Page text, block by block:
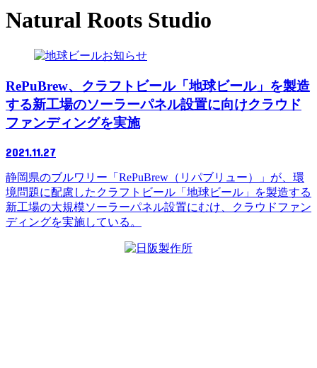
Natural Roots Studio
お知らせ
RePuBrew、クラフトビール「地球ビール」を製造
する新工場のソーラーパネル設置に向けクラウド
ファンディングを実施
2021.11.27
静岡県のブルワリー「RePuBrew（リパブリュー）」が、環
境問題に配慮したクラフトビール「地球ビール」を製造する
新工場の大規模ソーラーパネル設置にむけ、クラウドファン
ディングを実施している。